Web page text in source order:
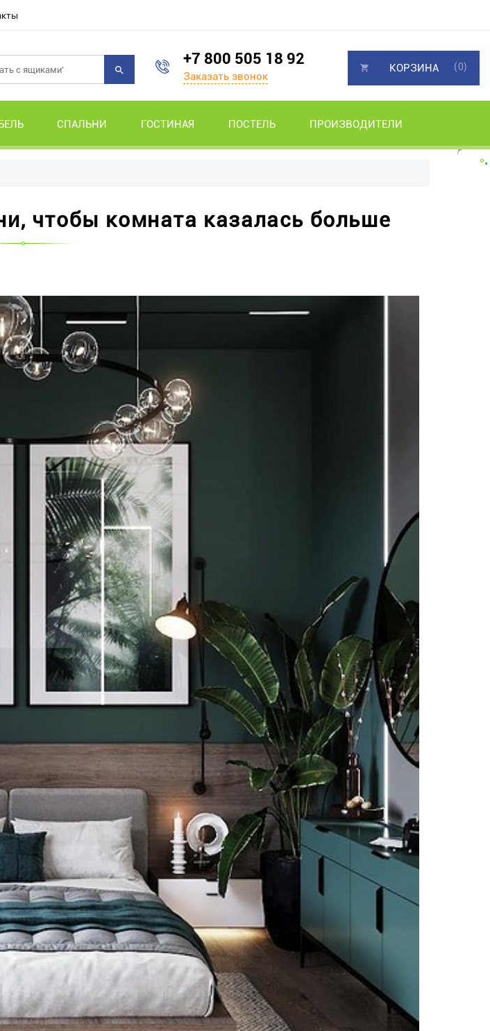
+7 800 505 18 92
Заказать звонок
СПАЛЬНИ ГОСТИНАЯ ПОСТЕЛЬ ПРОИЗВОДИТЕЛИ
КОРЗИНА (0)
чтобы комната казалась больше